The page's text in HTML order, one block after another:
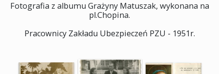
Fotografia z albumu Grażyny Matuszak, wykonana na
pl.Chopina.
Pracownicy Zakładu Ubezpieczeń PZU - 1951r.